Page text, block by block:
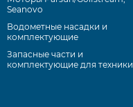
Seanovo
Водометные насадки и
комплектующие
Запасные части и
комплектующие для техники